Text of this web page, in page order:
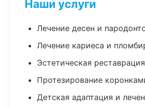
Наши услуги
Лечение десен и
Лечение кариеса и
Эстетическая
Протезирование
Детская адаптация и